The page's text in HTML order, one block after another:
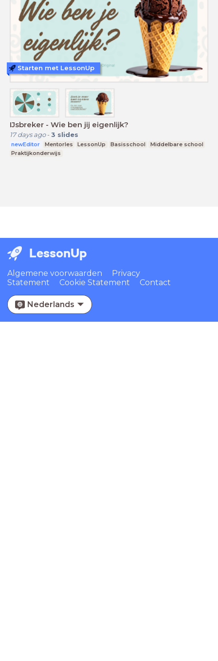
IJsbreker - Wie ben jij eigenlijk?
17 days ago- 3 slides
newEditor Mentorles LessonUp Basisschool
Middelbare school
Praktijkonderwijs
Starten met LessonUp
LessonUp
Algemene voorwaarden
Privacy
Statement
Cookie Statement Contact
Nederlands